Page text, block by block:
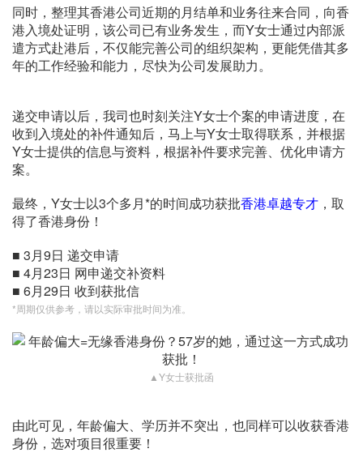
同时，整理其香港公司近期的月结单和业务往来合同，向香
港入境处证明，该公司已有业务发生，而Y女士通过内部派
遣方式赴港后，不仅能完善公司的组织架构，更能凭借其多
年的工作经验和能力，尽快为公司发展助力。
递交申请以后，我司也时刻关注Y女士个案的申请进度，在
收到入境处的补件通知后，马上与Y女士取得联系，并根据
Y女士提供的信息与资料，根据补件要求完善、优化申请方
案。
最终，Y女士以3个多月*的时间成功获批香港卓越专才 ，取
得了香港身份！
■ 3月9日 递交申请
■ 4月23日 网申递交补资料
■ 6月29日 收到获批信
*周期仅供参考，请以实际审批时间为准。
▲Y女士获批函
由此可见，年龄偏大、学历并不突出，也同样可以收获香港
身份，选对项目很重要！